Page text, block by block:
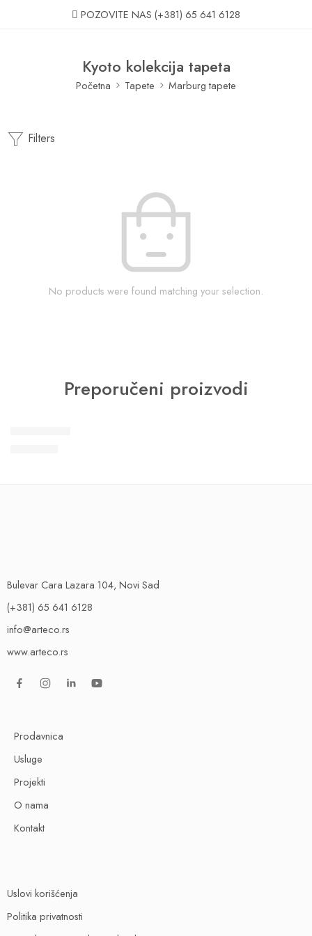
POZOVITE NAS (+381) 65 641 6128
Kyoto kolekcija tapeta
Početna Tapete Marburg tapete
Filters
No products were found matching your selection.
Preporučeni proizvodi
Bulevar Cara Lazara 104, Novi Sad
(+381) 65 641 6128
info@arteco.rs
www.arteco.rs
Prodavnica
Usluge
Projekti
O nama
Kontakt
Uslovi korišćenja
Politika privatnosti